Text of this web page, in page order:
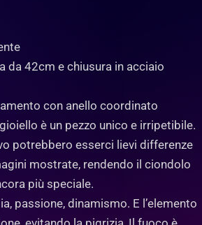
da 42cm e chiusura in acciaio
con anello coordinato
è un pezzo unico e irripetibile.
potrebbero esserci lievi differenze
mostrate, rendendo il ciondolo
più speciale.
passione, dinamismo. E l’elemento